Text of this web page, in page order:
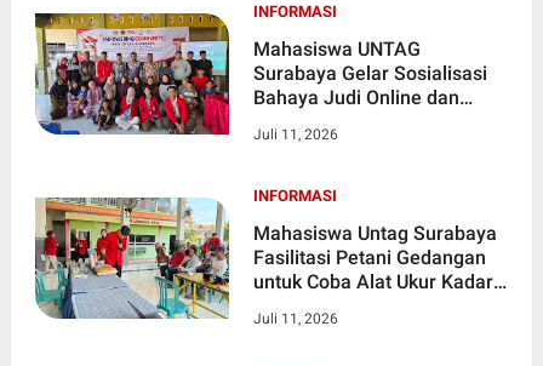
INFORMASI
Mahasiswa UNTAG
Surabaya Gelar Sosialisasi
Bahaya Judi Online dan
Sidorejo
Juli 11, 2026
INFORMASI
Mahasiswa Untag Surabaya
Fasilitasi Petani Gedangan
untuk Coba Alat Ukur Kadar
Juli 11, 2026